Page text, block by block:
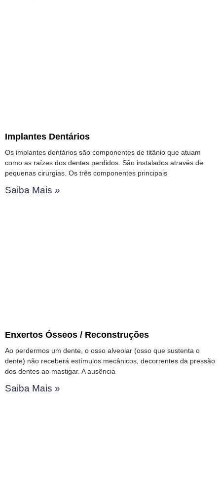
Implantes Dentários
Os implantes dentários são componentes de titânio que atuam
como as raízes dos dentes perdidos. São instalados através de
pequenas cirurgias. Os três componentes principais
Saiba Mais »
Enxertos Ósseos / Reconstruções
Ao perdermos um dente, o osso alveolar (osso que sustenta o
dente) não receberá estímulos mecânicos, decorrentes da pressão
dos dentes ao mastigar. A ausência
Saiba Mais »